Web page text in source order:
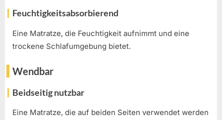
Feuchtigkeitsabsorbierend
Eine Matratze, die Feuchtigkeit aufnimmt und eine
trockene Schlafumgebung bietet.
Wendbar
Beidseitig nutzbar
Eine Matratze, die auf beiden Seiten verwendet werden